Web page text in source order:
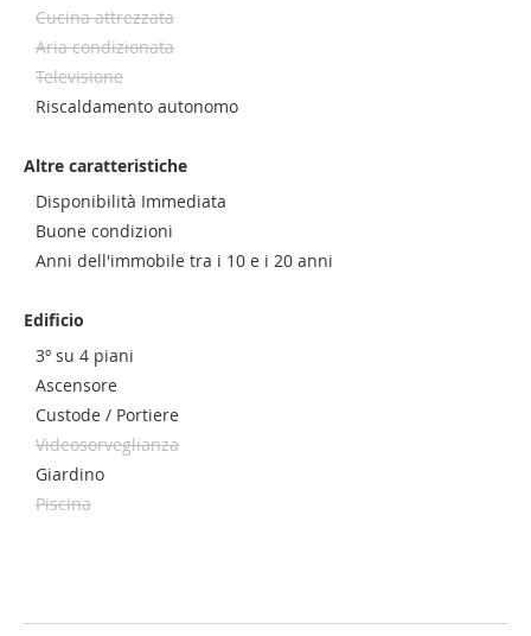
Cucina attrezzata
Aria condizionata
Televisione
Riscaldamento autonomo
Altre caratteristiche
Disponibilità Immediata
Buone condizioni
Anni dell'immobile tra i 10 e i 20 anni
Edificio
3º su 4 piani
Ascensore
Custode / Portiere
Videosorveglianza
Giardino
Piscina